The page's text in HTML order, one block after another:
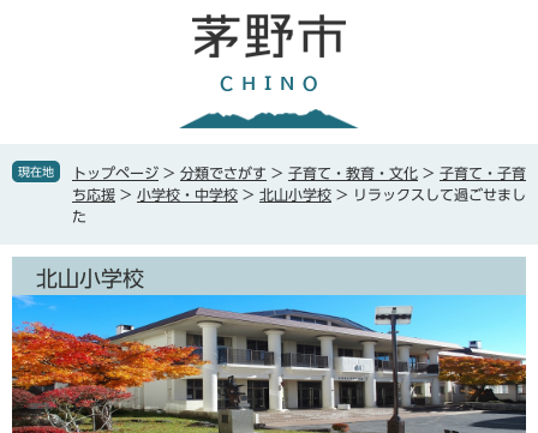
で
ば現在地 トップページ > 分類でさがす > 子育て・教育・文化 > 子育て・子育
ち応援 > 小学校・中学校 > 北山小学校 > リラックスして過ごせまし
た
北山小学校